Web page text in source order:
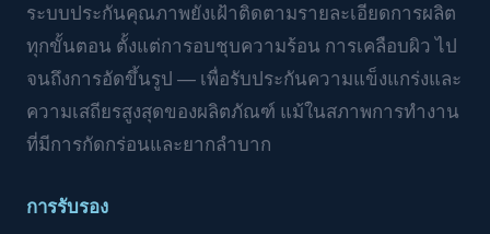
ระบบประกันคุณภาพยังเฝ้าติดตามรายละเอียดการผลิต
ทุกขั้นตอน ตั้งแต่การอบชุบความร้อน การเคลือบผิว ไป
จนถึงการอัดขึ้นรูป — เพื่อรับประกันความแข็งแกร่งและ
ความเสถียรสูงสุดของผลิตภัณฑ์ แม้ในสภาพการทำงาน
ที่มีการกัดกร่อนและยากลำบาก
การรับรอง